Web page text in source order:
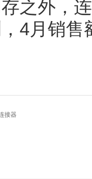
之外，
4月销
接器